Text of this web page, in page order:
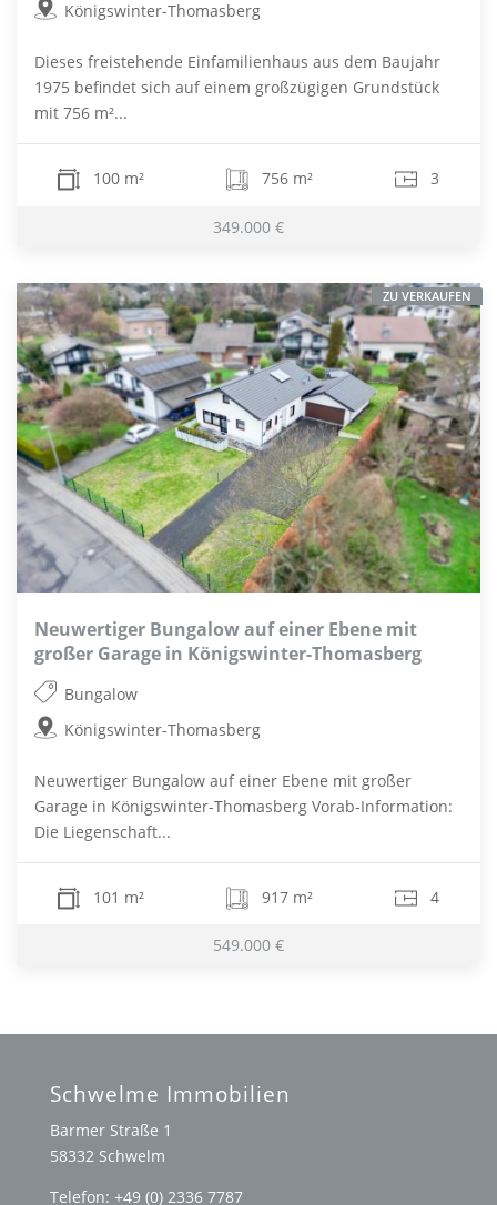
Königswinter-Thomasberg
Dieses freistehende Einfamilienhaus aus dem Baujahr
1975 befindet sich auf einem großzügigen Grundstück
mit 756 m²...
100 m² 756 m² 3
349.000 €
Neuwertiger Bungalow auf einer Ebene mit
großer Garage in Königswinter-Thomasberg
Bungalow
Königswinter-Thomasberg
Neuwertiger Bungalow auf einer Ebene mit großer
Garage in Königswinter-Thomasberg Vorab-Information:
Die Liegenschaft...
101 m² 917 m² 4
549.000 €
ZU VERKAUFEN
Schwelme Immobilien
Barmer Straße 1
58332 Schwelm
Telefon: +49 (0) 2336 7787